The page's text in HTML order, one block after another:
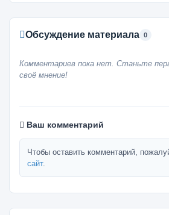
Обсуждение материала 0
Комментариев пока нет. Станьте
своё мнение!
Ваш комментарий
Чтобы оставить комментарий,
сайт.